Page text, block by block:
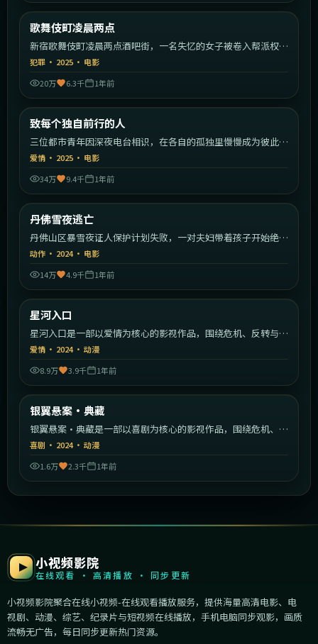
最新
歌舞伎町凌晨两点
新宿歌舞伎町凌晨两点酒吧街，一名失忆的女子被卷入帮派权力
斗争。
犯罪 · 2025 · 电影
20万
6.3千 1年前
最新
致每个独自前行的人
三位都市青年因深夜电台相识，在各自的孤独里慢慢成为彼此的
灯塔。
爱情 · 2025 · 电影
34万
9.4千 1年前
最新
丹佛雪夜逃亡
丹佛山区暴雪夜证人保护计划失败，一对夫妇带着孩子开始绝命
逃亡。
动作 · 2024· 电影
14万
4.9千 1年前
最新
星河入口
星河入口是一部以爱情为核心的影视作品，围绕危机、反转与人
物成长展开，整体节奏紧凑，值得推荐观看。
爱情 · 2024· 动漫
8.9万
3.9千 1年前
最新
银翼悬案·典藏
银翼悬案·典藏是一部以喜剧为核心的影视作品，围绕危机、反
转与人物成长展开，整体节奏紧凑，值得推荐观看。
喜剧 · 2024· 动漫
1.6万
2.3千 1年前
小视频影院
在线观看 · 高清播放 · 同步更新
小视频影院聚合在线小视频-在线观看播放服务，提供海量高清电影、电
视剧、动漫、综艺、纪录片与短视频在线播放，手机电脑同步观影，画质
流畅无广告，每日同步更新热门资源。